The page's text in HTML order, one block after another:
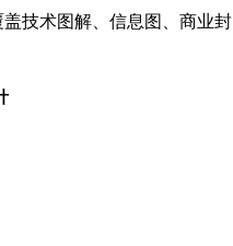
技术图解、信息图、商业封